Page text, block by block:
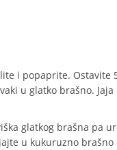
i popaprite. Ostavite
u glatko brašno.
glatkog brašna pa
u kukuruzno brašno